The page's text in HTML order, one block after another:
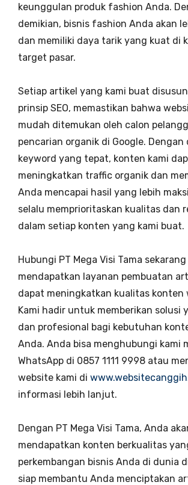
keunggulan produk fashion Anda.
demikian, bisnis fashion Anda akan
dan memiliki daya tarik yang kuat di
target pasar.
Setiap artikel yang kami buat
prinsip SEO, memastikan bahwa
mudah ditemukan oleh calon
pencarian organik di Google. Dengan
keyword yang tepat, konten kami
meningkatkan traffic organik dan
Anda mencapai hasil yang lebih
selalu memprioritaskan kualitas dan
dalam setiap konten yang kami buat.
Hubungi PT Mega Visi Tama
mendapatkan layanan pembuatan
dapat meningkatkan kualitas konten
Kami hadir untuk memberikan solusi
dan profesional bagi kebutuhan
Anda. Anda bisa menghubungi kami
WhatsApp di 0857 1111 9998 atau
website kami di
informasi lebih lanjut.
Dengan PT Mega Visi Tama, Anda
mendapatkan konten berkualitas
perkembangan bisnis Anda di dunia
siap membantu Anda menciptakan